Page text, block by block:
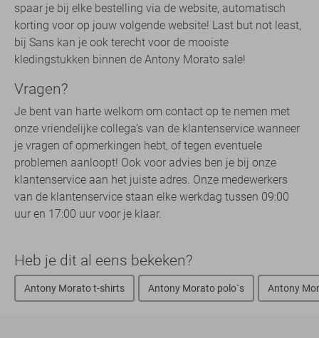
spaar je bij elke bestelling via de website, automatisch
korting voor op jouw volgende website! Last but not least,
bij Sans kan je ook terecht voor de mooiste
kledingstukken binnen de Antony Morato sale!
Vragen?
Je bent van harte welkom om contact op te nemen met
onze vriendelijke collega’s van de klantenservice wanneer
je vragen of opmerkingen hebt, of tegen eventuele
problemen aanloopt! Ook voor advies ben je bij onze
klantenservice aan het juiste adres. Onze medewerkers
van de klantenservice staan elke werkdag tussen 09:00
uur en 17:00 uur voor je klaar.
Heb je dit al eens bekeken?
Antony Morato t-shirts Antony Morato polo`s Antony